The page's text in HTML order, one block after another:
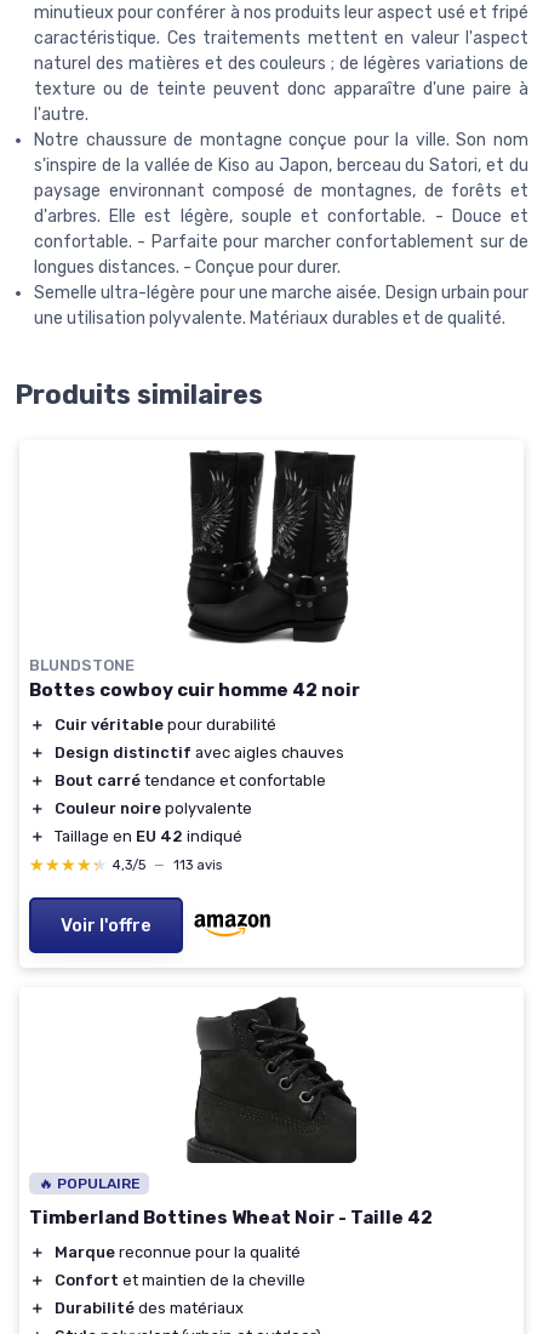
minutieux pour conférer à nos produits leur aspect usé et fripé
caractéristique. Ces traitements mettent en valeur l'aspect
naturel des matières et des couleurs ; de légères variations de
texture ou de teinte peuvent donc apparaître d'une paire à
l'autre.
Notre chaussure de montagne conçue pour la ville. Son nom
s'inspire de la vallée de Kiso au Japon, berceau du Satori, et du
paysage environnant composé de montagnes, de forêts et
d'arbres. Elle est légère, souple et confortable. - Douce et
confortable. - Parfaite pour marcher confortablement sur de
longues distances. - Conçue pour durer.
Semelle ultra-légère pour une marche aisée. Design urbain pour
une utilisation polyvalente. Matériaux durables et de qualité.
Produits similaires
BLUNDSTONE
Bottes cowboy cuir homme 42 noir
＋ Cuir véritable pour durabilité
＋
Design distinctif avec aigles chauves
＋
Bout carré tendance et confortable
＋
Couleur noire polyvalente
＋
Taillage en EU 42 indiqué
★★★★★
★★★★★ 4,3/5 — 113 avis
Voir l'offre
🔥 POPULAIRE
Timberland Bottines Wheat Noir - Taille 42
＋ Marque reconnue pour la qualité
＋
Confort et maintien de la cheville
＋
Durabilité des matériaux